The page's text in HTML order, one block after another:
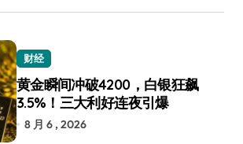
财经
黄金瞬间冲破4200，白银狂飙
3.5%！三大利好连夜引爆
8 月 6 , 2026